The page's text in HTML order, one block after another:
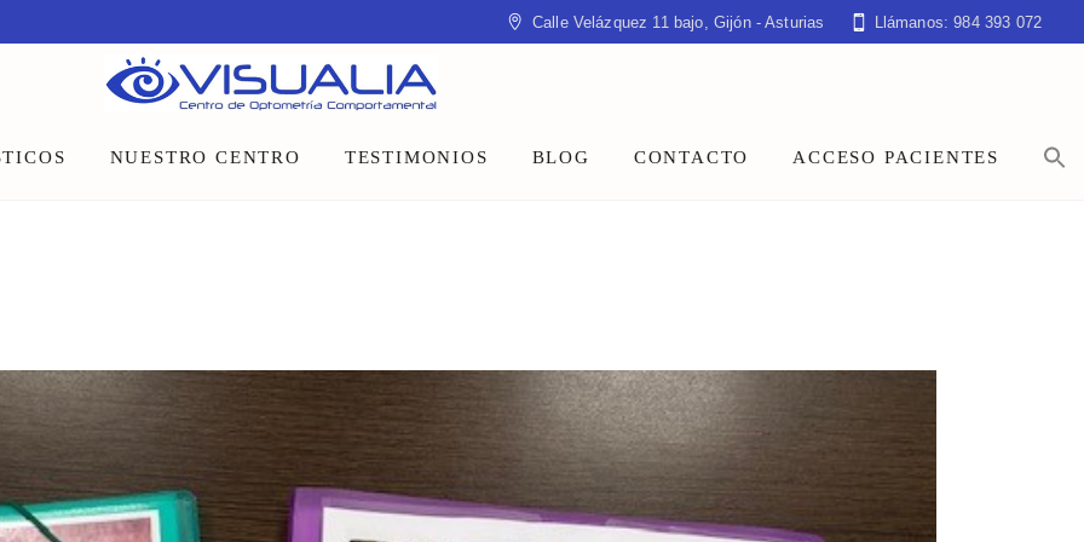
Calle Velázquez 11 bajo, Gijón - Asturias Llámanos: 984 393 072
NUESTRO CENTRO TESTIMONIOS BLOG CONTACTO ACCESO PACIENTES